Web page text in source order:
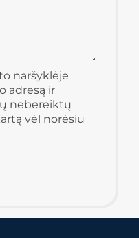
naršyklėje
adresą ir
nebereiktų
vėl norėsiu